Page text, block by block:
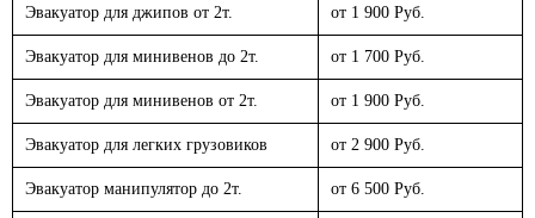
Эвакуатор для джипов от 2т. от 1 900 Руб.
Эвакуатор для минивенов до 2т. от 1 700 Руб.
Эвакуатор для минивенов от 2т. от 1 900 Руб.
Эвакуатор для легких грузовиков от 2 900 Руб.
Эвакуатор манипулятор до 2т. от 6 500 Руб.